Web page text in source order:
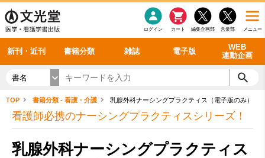
メニュー
営業部
編集企画部
カート
ログイン
新刊・近刊 書籍分類 雑誌 電子版
WEB
連動企画
感染症 老年医学
看護・介護
呼吸器
循環器
シリーズ一覧
雑誌投稿規定
理学療法
雑誌案内・年間購読 最新号 バックナンバー
電子書籍
電子雑誌
書籍「データに基づく臨床動作分析」WEB動画
書籍「眼手術学」WEB動画
書籍「神経症候学 II 改訂第二版」 WEB動画
新刊一覧
今後の発行予定
書名
TOP 書籍分類 - 看護・介護 乳腺外科ナーシングプラクティス（電子版のみ）
看護師必携のナーシングプラクティスシリーズ！
乳腺外科ナーシングプラクティス